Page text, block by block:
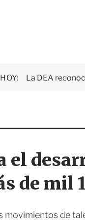
La DEA
el
de mil
movimientos de